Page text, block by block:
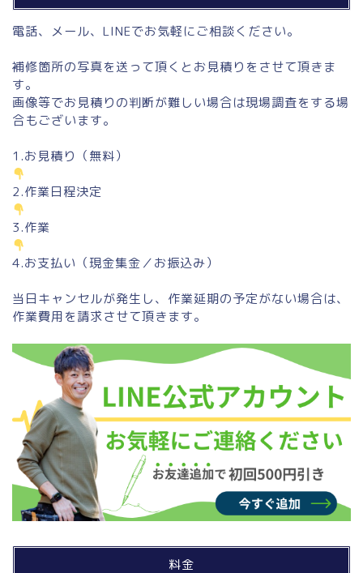
電話、メール、LINEでお気軽にご相談ください。
補修箇所の写真を送って頂くとお見積りをさせて頂きま
す。
画像等でお見積りの判断が難しい場合は現場調査をする場
合もございます。
1.お見積り（無料）
2.作業日程決定
3.作業
4.お支払い（現金集金／お振込み）
当日キャンセルが発生し、作業延期の予定がない場合は、
作業費用を請求させて頂きます。
料金